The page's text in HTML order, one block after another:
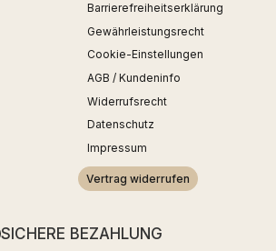
Barrierefreiheitserklärung
Gewährleistungsrecht
Cookie-Einstellungen
AGB / Kundeninfo
Widerrufsrecht
Datenschutz
Impressum
Vertrag widerrufen
SICHERE BEZAHLUNG